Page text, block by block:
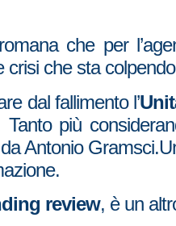
che per
che sta
dal fallimento l’
più
Antonio
review, è un